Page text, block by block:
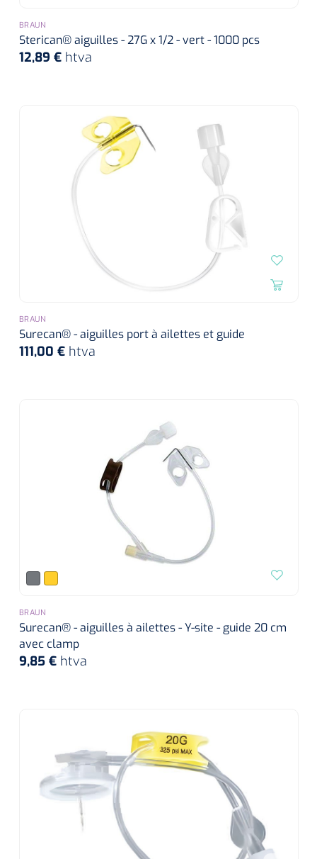
BRAUN
Sterican® aiguilles - 27G x 1/2 - vert - 1000 pcs
12,89 € htva
BRAUN
Surecan® - aiguilles port à ailettes et guide
111,00 € htva
BRAUN
Surecan® - aiguilles à ailettes - Y-site - guide 20 cm
avec clamp
9,85 € htva